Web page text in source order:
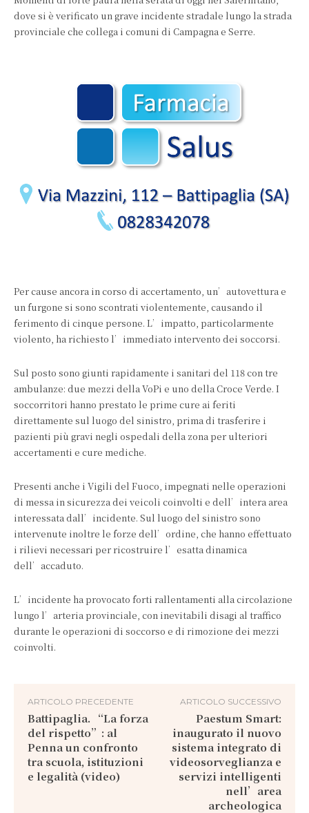
dove si è verificato un grave incidente stradale lungo la strada
provinciale che collega i comuni di Campagna e Serre.
Per cause ancora in corso di accertamento, un’autovettura e
un furgone si sono scontrati violentemente, causando il
ferimento di cinque persone. L’impatto, particolarmente
violento, ha richiesto l’immediato intervento dei soccorsi.
Sul posto sono giunti rapidamente i sanitari del 118 con tre
ambulanze: due mezzi della VoPi e uno della Croce Verde. I
soccorritori hanno prestato le prime cure ai feriti
direttamente sul luogo del sinistro, prima di trasferire i
pazienti più gravi negli ospedali della zona per ulteriori
accertamenti e cure mediche.
Presenti anche i Vigili del Fuoco, impegnati nelle operazioni
di messa in sicurezza dei veicoli coinvolti e dell’intera area
interessata dall’incidente. Sul luogo del sinistro sono
intervenute inoltre le forze dell’ordine, che hanno effettuato
i rilievi necessari per ricostruire l’esatta dinamica
dell’accaduto.
L’incidente ha provocato forti rallentamenti alla circolazione
lungo l’arteria provinciale, con inevitabili disagi al traffico
durante le operazioni di soccorso e di rimozione dei mezzi
coinvolti.
ARTICOLO PRECEDENTE
Battipaglia. “La forza
del rispetto”: al
Penna un confronto
tra scuola, istituzioni
e legalità (video)
ARTICOLO SUCCESSIVO
Paestum Smart:
inaugurato il nuovo
sistema integrato di
videosorveglianza e
servizi intelligenti
nell’area
archeologica